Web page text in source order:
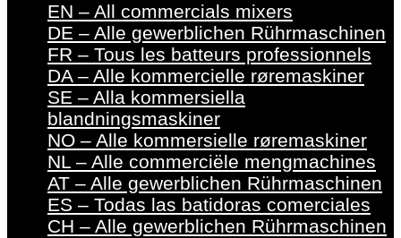
EN – All commercials mixers
DE – Alle gewerblichen Rührmaschinen
FR – Tous les batteurs professionnels
DA – Alle kommercielle røremaskiner
SE – Alla kommersiella
blandningsmaskiner
NO – Alle kommersielle røremaskiner
NL – Alle commerciële mengmachines
AT – Alle gewerblichen Rührmaschinen
ES – Todas las batidoras comerciales
CH – Alle gewerblichen Rührmaschinen